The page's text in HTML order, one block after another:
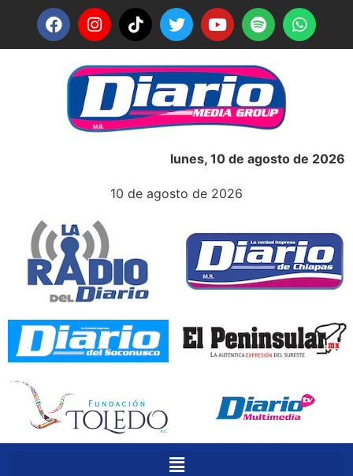
lunes, 10 de agosto de 2026
10 de agosto de 2026